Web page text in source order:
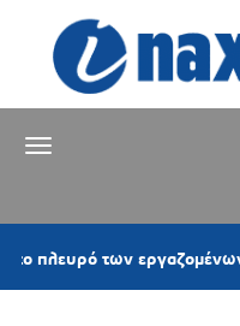
των εργαζομένων του